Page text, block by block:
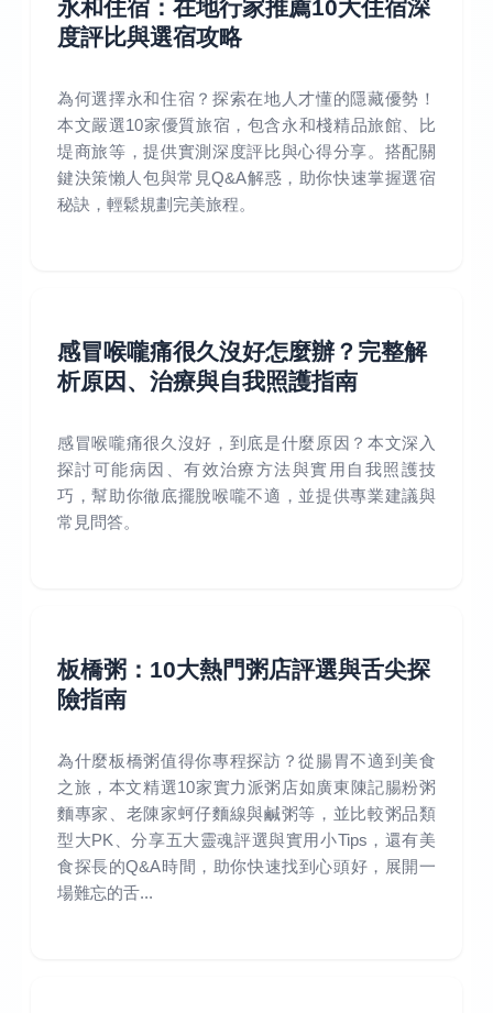
永和住宿：在地行家推薦10大住宿深
度評比與選宿攻略
為何選擇永和住宿？探索在地人才懂的隱藏優勢！
本文嚴選10家優質旅宿，包含永和棧精品旅館、比
堤商旅等，提供實測深度評比與心得分享。搭配關
鍵決策懶人包與常見Q&A解惑，助你快速掌握選宿
秘訣，輕鬆規劃完美旅程。
感冒喉嚨痛很久沒好怎麼辦？完整解
析原因、治療與自我照護指南
感冒喉嚨痛很久沒好，到底是什麼原因？本文深入
探討可能病因、有效治療方法與實用自我照護技
巧，幫助你徹底擺脫喉嚨不適，並提供專業建議與
常見問答。
板橋粥：10大熱門粥店評選與舌尖探
險指南
為什麼板橋粥值得你專程探訪？從腸胃不適到美食
之旅，本文精選10家實力派粥店如廣東陳記腸粉粥
麵專家、老陳家蚵仔麵線與鹹粥等，並比較粥品類
型大PK、分享五大靈魂評選與實用小Tips，還有美
食探長的Q&A時間，助你快速找到心頭好，展開一
場難忘的舌...